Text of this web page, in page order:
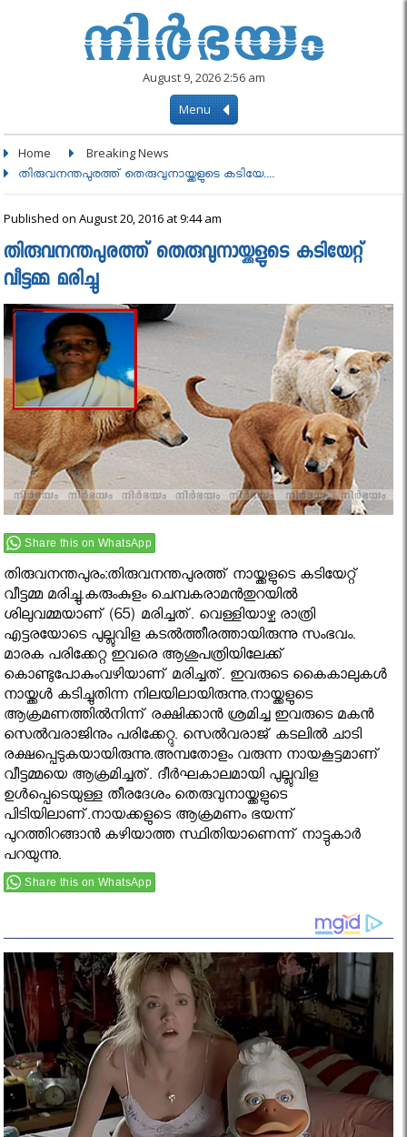
August 9, 2026 2:56 am
Menu
Home Breaking News
തിരുവനന്തപുരത്ത് തെരുവുനായ്ക്കളുടെ കടിയേ....
Published on August 20, 2016 at 9:44 am
തിരുവനന്തപുരത്ത് തെരുവുനായ്ക്കളുടെ കടിയേറ്റ്
വീട്ടമ്മ മരിച്ചു
Share this on WhatsApp
തിരുവനന്തപുരം:തിരുവനന്തപുരത്ത് നായ്ക്കളുടെ കടിയേറ്റ്
വീട്ടമ്മ മരിച്ചു.കരുംകുളം ചെമ്പകരാമൻതുറയിൽ
ശിലുവമ്മയാണ് (65) മരിച്ചത്. വെള്ളിയാഴ്ച രാത്രി
എട്ടരയോടെ പുല്ലുവിള കടല്‍ത്തീരത്തായിരുന്നു സംഭവം.
മാരക പരിക്കേറ്റ ഇവരെ ആശുപത്രിയിലേക്ക്
കൊണ്ടുപോകുംവഴിയാണ് മരിച്ചത്. ഇവരുടെ കൈകാലുകൾ
നായ്ക്കൾ കടിച്ചുതിന്ന നിലയിലായിരുന്നു.നായ്ക്കളുടെ
ആക്രമണത്തില്‍നിന്ന് രക്ഷിക്കാന്‍ ശ്രമിച്ച ഇവരുടെ മകന്‍
സെല്‍വരാജിനും പരിക്കേറ്റു. സെല്‍വരാജ് കടലില്‍ ചാടി
രക്ഷപ്പെടുകയായിരുന്നു.അമ്പതോളം വരുന്ന നായകൂട്ടമാണ്
വീട്ടമ്മയെ ആക്രമിച്ചത്. ദീര്‍ഘകാലമായി പുല്ലുവിള
ഉള്‍പ്പെടെയുള്ള തീരദേശം തെരുവുനായ്ക്കളുടെ
പിടിയിലാണ്.നായക്കളുടെ ആക്രമണം ഭയന്ന്
പുറത്തിറങ്ങാന്‍ കഴിയാത്ത സ്ഥിതിയാണെന്ന് നാട്ടുകാര്‍
പറയുന്നു.
Share this on WhatsApp